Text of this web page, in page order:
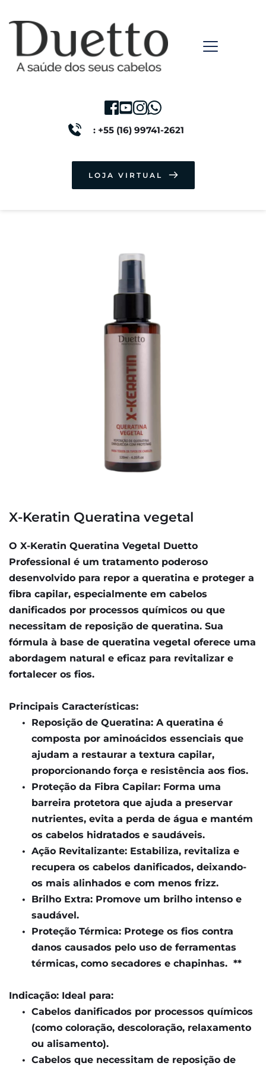
: +55 (16) 99741-2621
LOJA VIRTUAL
X-Keratin Queratina vegetal
O X-Keratin Queratina Vegetal Duetto
Professional é um tratamento poderoso
desenvolvido para repor a queratina e proteger a
fibra capilar, especialmente em cabelos
danificados por processos químicos ou que
necessitam de reposição de queratina. Sua
fórmula à base de queratina vegetal oferece uma
abordagem natural e eficaz para revitalizar e
fortalecer os fios.
Principais Características:
Reposição de Queratina: A queratina é
composta por aminoácidos essenciais que
ajudam a restaurar a textura capilar,
proporcionando força e resistência aos fios.
Proteção da Fibra Capilar: Forma uma
barreira protetora que ajuda a preservar
nutrientes, evita a perda de água e mantém
os cabelos hidratados e saudáveis.
Ação Revitalizante: Estabiliza, revitaliza e
recupera os cabelos danificados, deixando-
os mais alinhados e com menos frizz.
Brilho Extra: Promove um brilho intenso e
saudável.
Proteção Térmica: Protege os fios contra
danos causados pelo uso de ferramentas
térmicas, como secadores e chapinhas.  **
Indicação: Ideal para:
Cabelos danificados por processos químicos
(como coloração, descoloração, relaxamento
ou alisamento).
Cabelos que necessitam de reposição de